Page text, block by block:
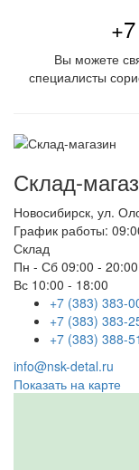
Вы можете
специалисты
Склад-
Новосибирск, ул.
График работы:
Склад
Пн - Сб 09:00 - 20:00
Вс 10:00 - 18:00
+7 (383) 383-
+7 (383) 383-
+7 (383) 388-
info@nsk-detal.ru
Показать на карте